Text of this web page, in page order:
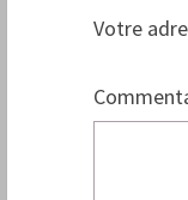
Votre